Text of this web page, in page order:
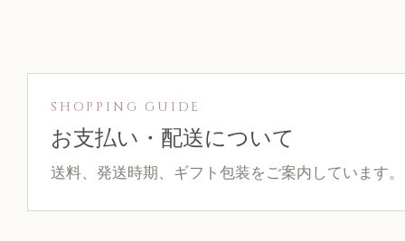
SHOPPING GUIDE
お支払い・配送について
送料、発送時期、ギフト包装をご案内しています。